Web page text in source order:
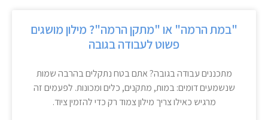
"במת הרמה" או "מתקן הרמה"? מילון מושגים
פשוט לעבודה בגובה
מתכננים עבודה בגובה? אתם בטח נתקלים בהרבה שמות
שנשמעים דומים: במות, מתקנים, כלים ומכונות. לפעמים זה
מרגיש כאילו צריך מילון צמוד רק כדי להזמין ציוד.